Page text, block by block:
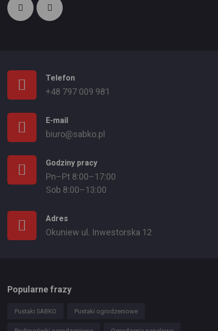
Telefon
+48 797 009 981
E-mail
biuro@sabko.pl
Godziny pracy
Pn–Pt 8:00–17:00
Sob 8:00–13:00
Adres
Okuniew ul. Inwestorska 12
Popularne frazy
Pustaki SABKO Pustaki ogrodzeniowe